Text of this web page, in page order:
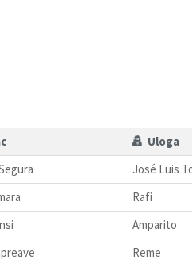
Uloga
José Luis
Rafi
Amparito
Reme